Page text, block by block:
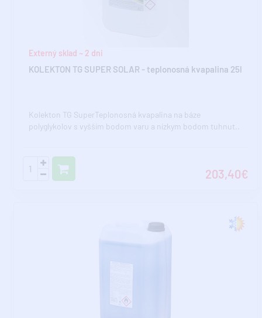
Externý sklad ~ 2 dni
KOLEKTON TG SUPER SOLAR - teplonosná kvapalina 25l
Kolekton TG SuperTeplonosná kvapalina na báze
polyglykolov s vyšším bodom varu a nízkym bodom tuhnut..
203,40€